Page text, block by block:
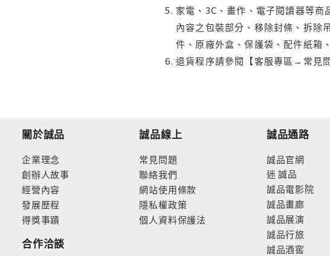
家電、3C、畫作、電子閱讀器等
內容之包裝部分、移除封條、拆除
件、原廠外盒、保護袋、配件紙箱
退貨程序請參閱【客服專區→常見
關於誠品
企業理念
創辦人故事
經營內容
發展歷程
得獎事蹟
合作洽談
誠品線上
常見問題
聯絡我們
網站使用條款
隱私權政策
個人資料保護法
誠品通路
誠品官網
迷 誠品
誠品電影院
誠品畫廊
誠品展演
誠品行旅
誠品酒窖